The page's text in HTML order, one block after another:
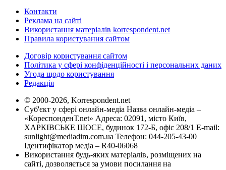
Контакти
Реклама на сайті
Використання матеріалів korrespondent.net
Правила користування сайтом
Договір користування сайтом
Політика у сфері конфіденційності і персональних даних
Угода щодо користування
Редакція
© 2000-2026, Korrespondent.net
Суб'єкт у сфері онлайн-медіа Назва онлайн-медіа –
«КореспонденТ.net» Адреса: 02091, місто Київ,
ХАРКІВСЬКЕ ШОСЕ, будинок 172-Б, офіс 208/1 E-mail:
sunlight@mediadim.com.ua Телефон: 044-205-43-00
Ідентифікатор медіа – R40-06068
Використання будь-яких матеріалів, розміщених на
сайті, дозволяється за умови посилання на